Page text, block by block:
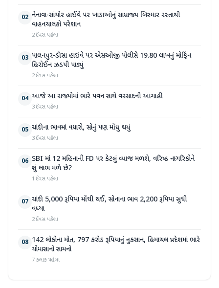
02 નેનાવા-સાંચોર હાઈવે પર ખાડાઓનું સામ્રાજ્ય બિસ્માર રસ્તાથી
વાહનચાલકો પરેશાન
2 દિવસ પહેલા
03 પાલનપુર-ડીસા હાઇવે પર એસઓજી પોલીસે 19.80 લાખનું મોર્ફિન
હિરોઈન ઝડપી પાડ્યું
2 દિવસ પહેલા
04 આજે આ રાજ્યોમાં ભારે પવન સાથે વરસાદની આગાહી
3 દિવસ પહેલા
05 ચાંદીના ભાવમાં વધારો, સોનું પણ મોંઘુ થયું
3 દિવસ પહેલા
06 SBI માં 12 મહિનાની FD પર કેટલું વ્યાજ મળશે, વરિષ્ઠ નાગરિકોને
શું લાભ મળે છે?
1 દિવસ પહેલા
07 ચાંદી 5,000 રૂપિયા મોંઘી થઈ, સોનાના ભાવ 2,200 રૂપિયા સુધી
વધ્યા
2 દિવસ પહેલા
08 142 લોકોના મોત, 797 કરોડ રૂપિયાનું નુકસાન, હિમાચલ પ્રદેશમાં ભારે
ચોમાસાનો સામનો
7 કલાક પહેલા